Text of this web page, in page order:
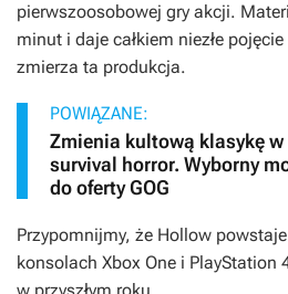
pierwszoosobowej gry akcji.
minut i daje całkiem niezłe
zmierza ta produkcja.
POWIĄZANE:
Zmienia kultową klasykę w
survival horror. Wyborny
do oferty GOG
Przypomnijmy, że Hollow
konsolach Xbox One i PlayStation